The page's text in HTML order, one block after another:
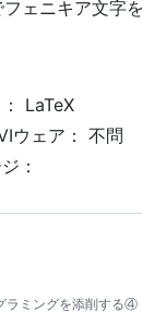
ェニキア文字
LaTeX
ウェア： 不問
：
ラミングを添削する④